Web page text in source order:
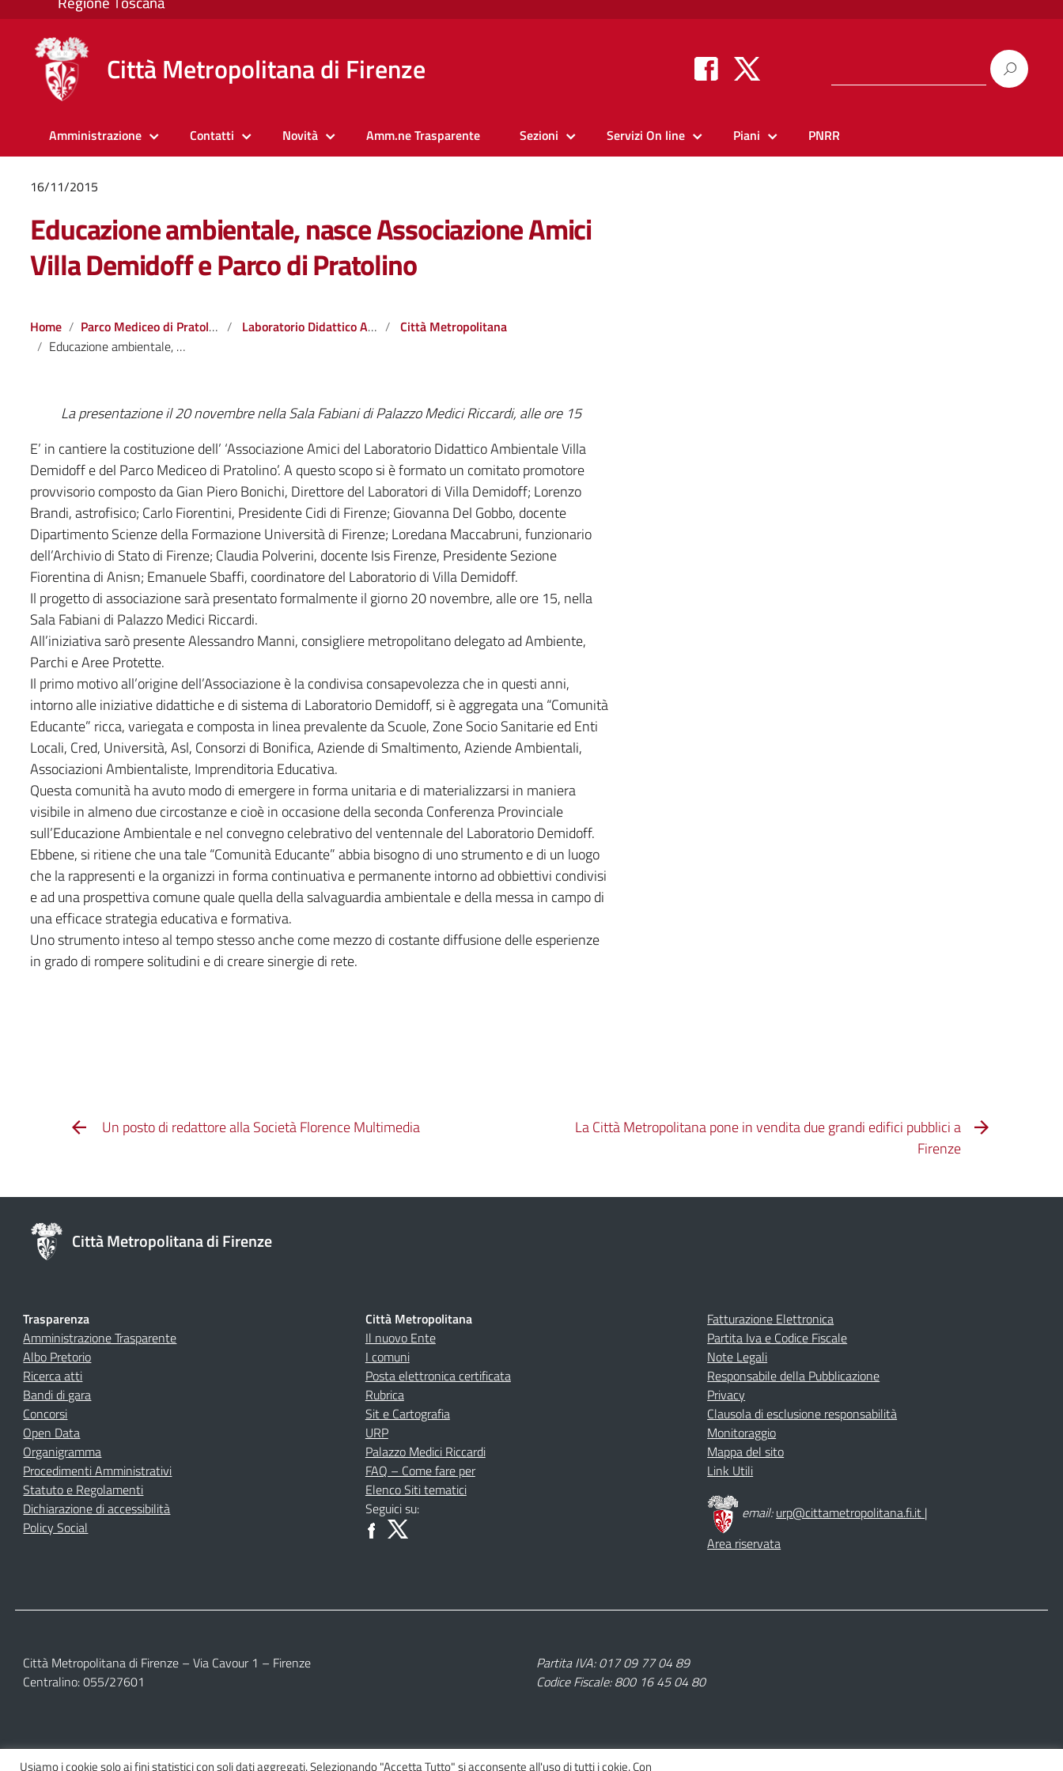
Città Metropolitana di Firenze
Amministrazione Contatti Novità Amm.ne Trasparente Sezioni Servizi On line Piani PNRR
16/11/2015
Educazione ambientale, nasce Associazione Amici
Villa Demidoff e Parco di Pratolino
Home Parco Mediceo di Pratolino Laboratorio Didattico Ambientale
Città Metropolitana
Educazione ambientale, nasce Associazione Amici Villa Demidoff e Parco di Pratolino
La presentazione il 20 novembre nella Sala Fabiani di Palazzo Medici Riccardi, alle ore 15
E’ in cantiere la costituzione dell’ ‘Associazione Amici del Laboratorio Didattico Ambientale Villa
Demidoff e del Parco Mediceo di Pratolino’. A questo scopo si è formato un comitato promotore
provvisorio composto da Gian Piero Bonichi, Direttore del Laboratori di Villa Demidoff; Lorenzo
Brandi, astrofisico; Carlo Fiorentini, Presidente Cidi di Firenze; Giovanna Del Gobbo, docente
Dipartimento Scienze della Formazione Università di Firenze; Loredana Maccabruni, funzionario
dell’Archivio di Stato di Firenze; Claudia Polverini, docente Isis Firenze, Presidente Sezione
Fiorentina di Anisn; Emanuele Sbaffi, coordinatore del Laboratorio di Villa Demidoff.
Il progetto di associazione sarà presentato formalmente il giorno 20 novembre, alle ore 15, nella
Sala Fabiani di Palazzo Medici Riccardi.
All’iniziativa sarò presente Alessandro Manni, consigliere metropolitano delegato ad Ambiente,
Parchi e Aree Protette.
Il primo motivo all’origine dell’Associazione è la condivisa consapevolezza che in questi anni,
intorno alle iniziative didattiche e di sistema di Laboratorio Demidoff, si è aggregata una “Comunità
Educante” ricca, variegata e composta in linea prevalente da Scuole, Zone Socio Sanitarie ed Enti
Locali, Cred, Università, Asl, Consorzi di Bonifica, Aziende di Smaltimento, Aziende Ambientali,
Associazioni Ambientaliste, Imprenditoria Educativa.
Questa comunità ha avuto modo di emergere in forma unitaria e di materializzarsi in maniera
visibile in almeno due circostanze e cioè in occasione della seconda Conferenza Provinciale
sull’Educazione Ambientale e nel convegno celebrativo del ventennale del Laboratorio Demidoff.
Ebbene, si ritiene che una tale “Comunità Educante” abbia bisogno di uno strumento e di un luogo
che la rappresenti e la organizzi in forma continuativa e permanente intorno ad obbiettivi condivisi
e ad una prospettiva comune quale quella della salvaguardia ambientale e della messa in campo di
una efficace strategia educativa e formativa.
Uno strumento inteso al tempo stesso anche come mezzo di costante diffusione delle esperienze
in grado di rompere solitudini e di creare sinergie di rete.
Un posto di redattore alla Società Florence Multimedia
La Città Metropolitana pone in vendita due grandi edifici pubblici a
Firenze
Città Metropolitana di Firenze
Trasparenza
Amministrazione Trasparente
Albo Pretorio
Ricerca atti
Bandi di gara
Concorsi
Open Data
Organigramma
Procedimenti Amministrativi
Statuto e Regolamenti
Dichiarazione di accessibilità
Policy Social
Città Metropolitana
Il nuovo Ente
I comuni
Posta elettronica certificata
Rubrica
Sit e Cartografia
URP
Palazzo Medici Riccardi
FAQ – Come fare per
Elenco Siti tematici
Seguici su:
Fatturazione Elettronica
Partita Iva e Codice Fiscale
Note Legali
Responsabile della Pubblicazione
Privacy
Clausola di esclusione responsabilità
Monitoraggio
Mappa del sito
Link Utili
email:urp@cittametropolitana.fi.it |
Area riservata
Città Metropolitana di Firenze – Via Cavour 1 – Firenze
Centralino: 055/27601
Partita IVA: 017 09 77 04 89
Codice Fiscale: 800 16 45 04 80
Usiamo i cookie solo ai fini statistici con soli dati aggregati. Selezionando "Accetta Tutto" si acconsente all'uso di tutti i cokie. Con